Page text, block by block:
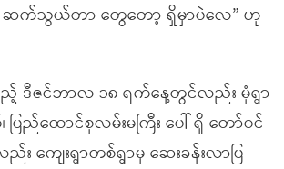
ေ ဆက်သွယ်တာ တွေတော့ ရှိမှာပဲလေ” ဟု
ည့် ဒီဇင်ဘာလ ၁၈ ရက်နေ့တွင်လည်း မုံရွာ
ပြည်ထောင်စုလမ်းမကြီး ပေါ် ရှိ တော်ဝင်
း ကျေးရွာတစ်ရွာမှ ဆေးခန်းလာပြ